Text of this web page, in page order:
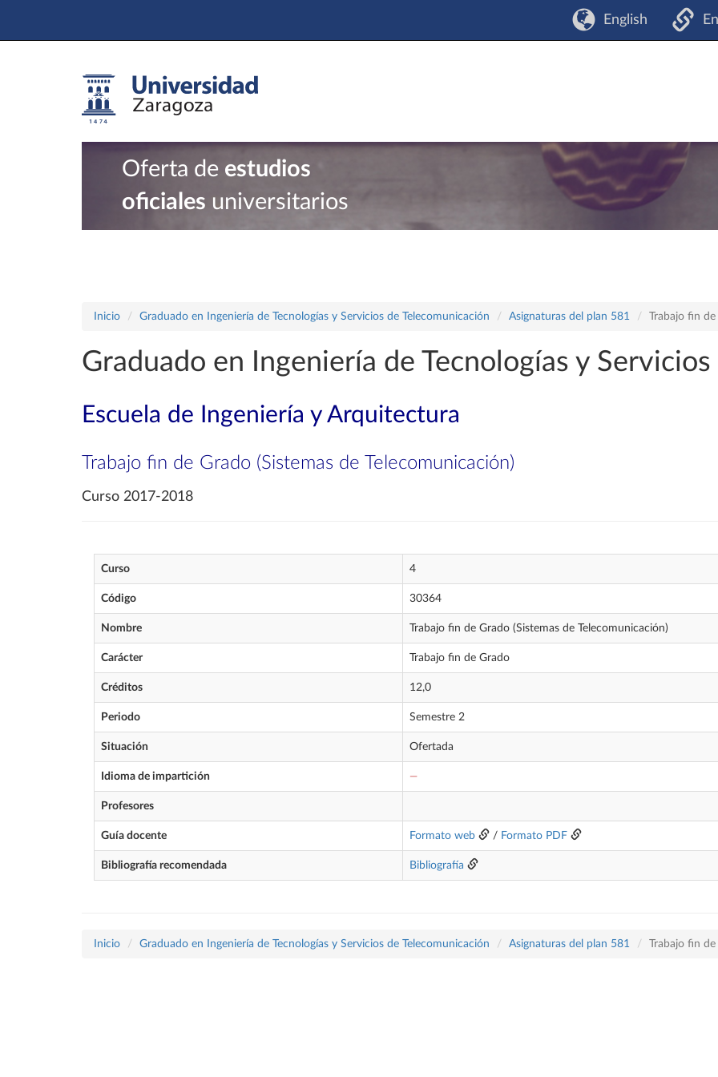
English
Oferta de estudios
oficiales universitarios
Inicio Graduado en Ingeniería de Tecnologías y Servicios de Telecomunicación Asignaturas del plan 581 Trabajo fin
Graduado en Ingeniería de Tecnologías y
Escuela de Ingeniería y Arquitectura
Trabajo fin de Grado (Sistemas de Telecomunicación)
Curso 2017-2018
Curso 4
Código 30364
Nombre Trabajo fin de Grado (Sistemas de Telecomunicación)
Carácter Trabajo fin de Grado
Créditos 12,0
Periodo Semestre 2
Situación Ofertada
Idioma de impartición —
Profesores
Guía docente Formato web / Formato PDF
Bibliografía recomendada Bibliografía
Inicio Graduado en Ingeniería de Tecnologías y Servicios de Telecomunicación Asignaturas del plan 581 Trabajo fin